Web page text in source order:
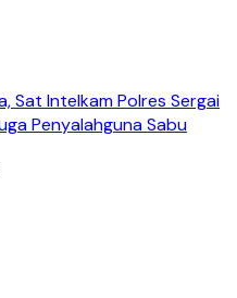
Sat Intelkam Polres Sergai
Penyalahguna Sabu